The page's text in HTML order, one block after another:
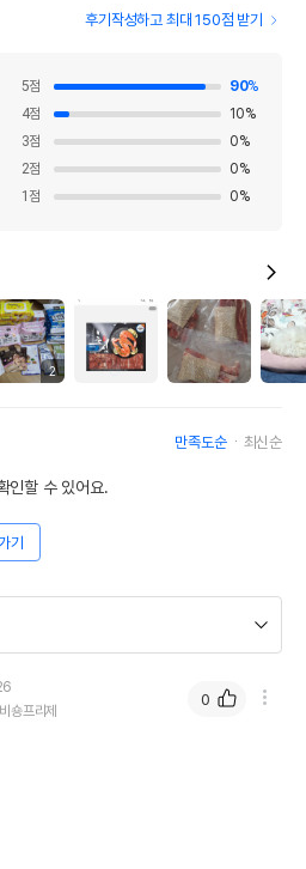
후기작성하고 최대 150점 받기
5점 90%
4점 10%
3점 0%
2점 0%
1 점 0%
2
만족도순 최신순
인할 수 있어요.
기
비숑프리제
0